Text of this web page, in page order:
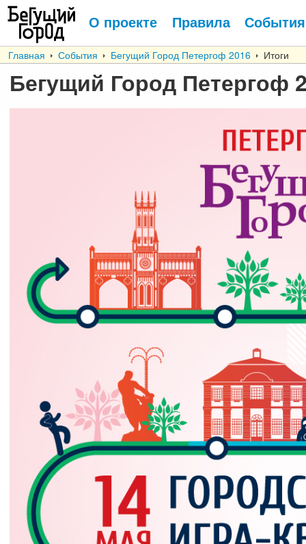
О проекте Правила События
Главная События Бегущий Город Петергоф 2016 Итоги
Бегущий Город Петергоф